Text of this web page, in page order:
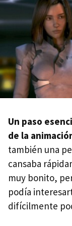
Un paso
de la
también una
cansaba
muy bonito,
podía
difícilmente